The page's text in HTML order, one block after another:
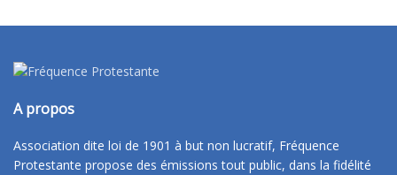
A propos
Association dite loi de 1901 à but non lucratif, Fréquence
Protestante propose des émissions tout public, dans la fidélité